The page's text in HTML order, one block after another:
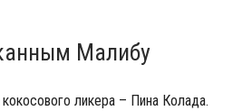
Малибу
ликера – Пина Колада.